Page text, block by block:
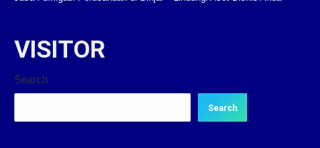
VISITOR
Search
Search